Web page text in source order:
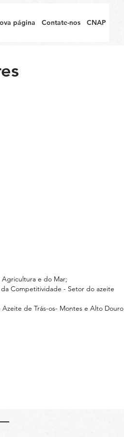
página Contate-nos CNAP
Agricultura e do Mar;
Competitividade - Setor do azeite
de Trás-os- Montes e Alto